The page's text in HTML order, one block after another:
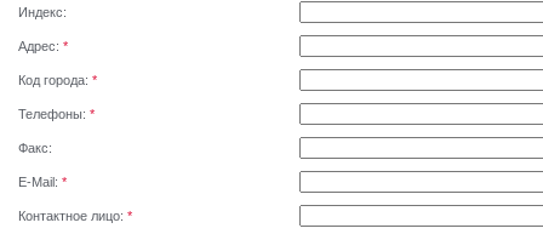
Индекс:
Адрес: *
Код города: *
Телефоны: *
Факс:
E-Mail: *
Контактное лицо: *